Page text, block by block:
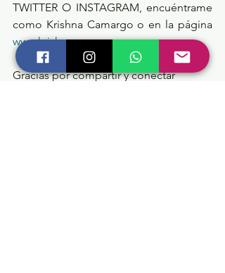
TWITTER O INSTAGRAM, encuéntrame
www.krishnacamargo.com
Gracias por compartir y conectar